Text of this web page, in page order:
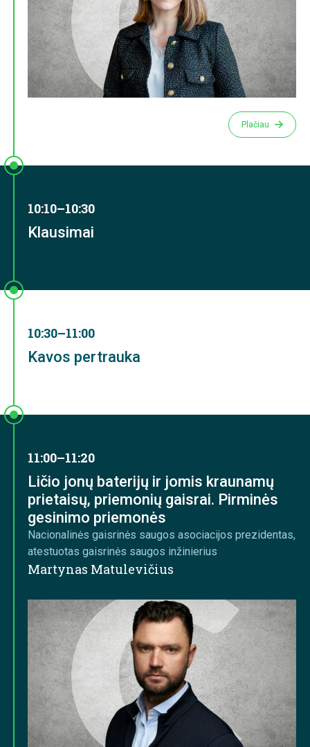
Plačiau
10:10–10:30
Klausimai
10:30–11:00
Kavos pertrauka
11:00–11:20
Ličio jonų baterijų ir jomis kraunamų
prietaisų, priemonių gaisrai. Pirminės
gesinimo priemonės
Nacionalinės gaisrinės saugos asociacijos prezidentas,
atestuotas gaisrinės saugos inžinierius
Martynas Matulevičius